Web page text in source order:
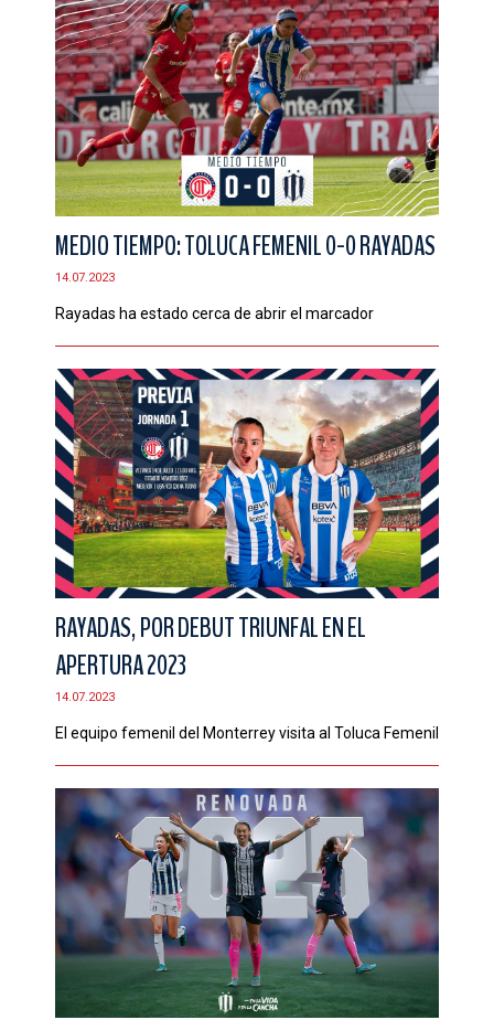
MEDIO TIEMPO: TOLUCA FEMENIL 0-0 RAYADAS
14.07.2023
Rayadas ha estado cerca de abrir el marcador
RAYADAS, POR DEBUT TRIUNFAL EN EL
APERTURA 2023
14.07.2023
El equipo femenil del Monterrey visita al Toluca Femenil